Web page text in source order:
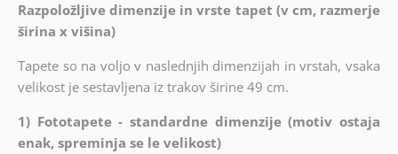
Razpoložljive dimenzije in vrste tapet (v cm, razmerje
širina x višina)
Tapete so na voljo v naslednjih dimenzijah in vrstah, vsaka
velikost je sestavljena iz trakov širine 49 cm.
1) Fototapete - standardne dimenzije (motiv ostaja
enak, spreminja se le velikost)